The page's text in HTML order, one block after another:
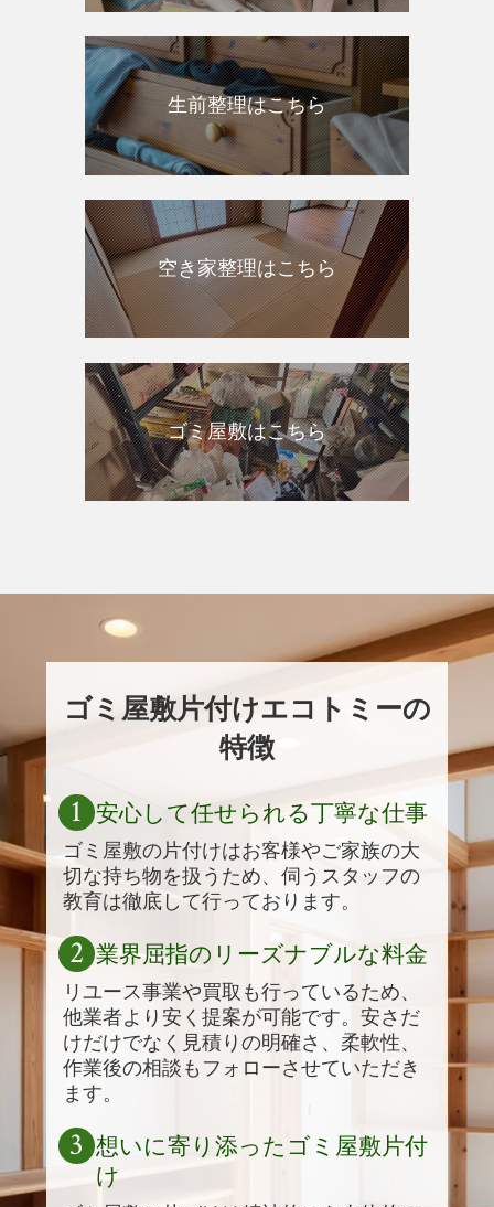
生前整理はこちら
空き家整理はこちら
ゴミ屋敷はこちら
ゴミ屋敷片付けエコトミーの
特徴
安心して任せられる丁寧な仕事
ゴミ屋敷の片付けはお客様やご家族の大
切な持ち物を扱うため、伺うスタッフの
教育は徹底して行っております。
1
業界屈指のリーズナブルな料金
リユース事業や買取も行っているため、
他業者より安く提案が可能です。安さだ
けだけでなく見積りの明確さ、柔軟性、
作業後の相談もフォローさせていただき
ます。
2
想いに寄り添ったゴミ屋敷片付
け
3